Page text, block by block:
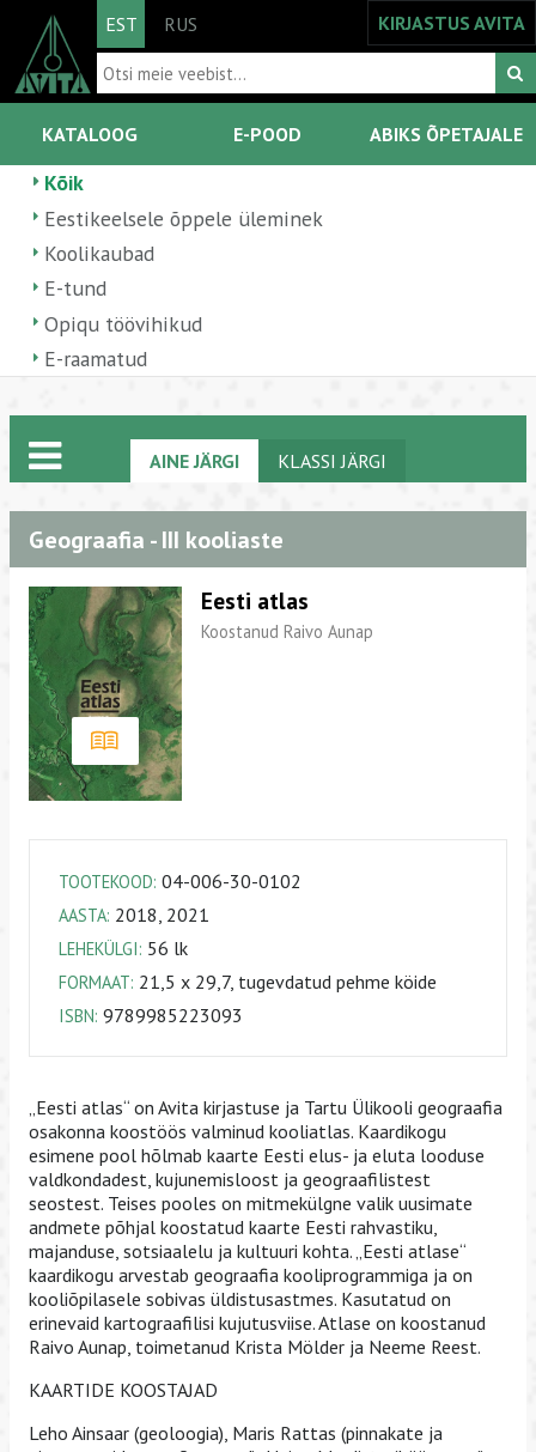
EST RUS KIRJASTUS AVITA
KATALOOG E-POOD ABIKS ÕPETAJALE
Kõik
Eestikeelsele õppele üleminek
Koolikaubad
E-tund
Opiqu töövihikud
E-raamatud
AINE JÄRGI KLASSI JÄRGI
Geograafia - III kooliaste
Eesti atlas
Koostanud Raivo Aunap
TOOTEKOOD: 04-006-30-0102
AASTA: 2018, 2021
LEHEKÜLGI: 56 lk
FORMAAT: 21,5 x 29,7, tugevdatud pehme köide
ISBN: 9789985223093
„Eesti atlas“ on Avita kirjastuse ja Tartu Ülikooli geograafia
osakonna koostöös valminud kooliatlas. Kaardikogu
esimene pool hõlmab kaarte Eesti elus- ja eluta looduse
valdkondadest, kujunemisloost ja geograafilistest
seostest. Teises pooles on mitmekülgne valik uusimate
andmete põhjal koostatud kaarte Eesti rahvastiku,
majanduse, sotsiaalelu ja kultuuri kohta. „Eesti atlase“
kaardikogu arvestab geograafia kooliprogrammiga ja on
kooliõpilasele sobivas üldistusastmes. Kasutatud on
erinevaid kartograafilisi kujutusviise. Atlase on koostanud
Raivo Aunap, toimetanud Krista Mölder ja Neeme Reest.
KAARTIDE KOOSTAJAD
Leho Ainsaar (geoloogia), Maris Rattas (pinnakate ja